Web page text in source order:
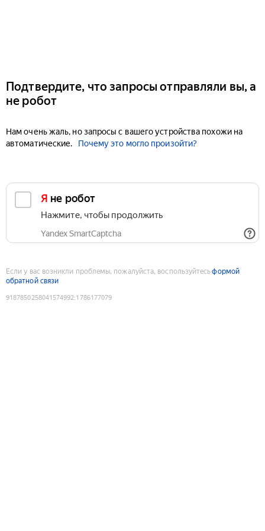
Подтвердите, что запросы отправляли вы, а
не робот
Нам очень жаль, но запросы с вашего устройства похожи на
автоматические.
Почему это могло произойти?
Я не робот
Нажмите, чтобы продолжить
Yandex SmartCaptcha
Если у вас возникли проблемы, пожалуйста, воспользуйтесьформой
обратной связи
9187850258041574992:1786177079